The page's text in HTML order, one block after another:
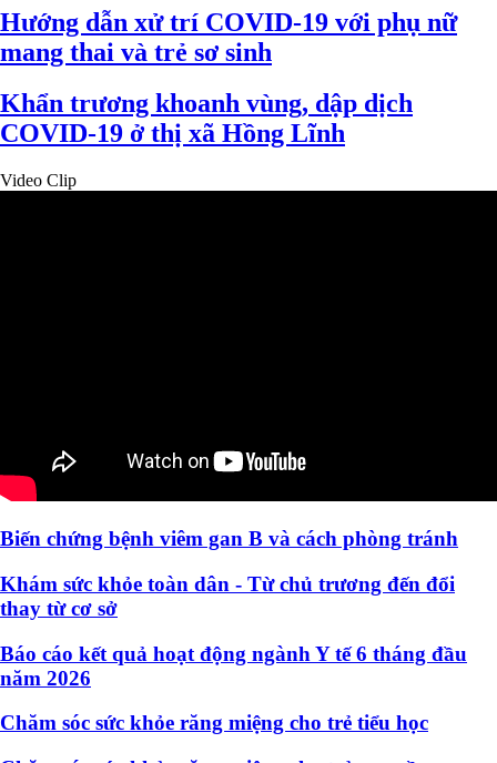
Hướng dẫn xử trí COVID-19 với phụ nữ
mang thai và trẻ sơ sinh
Khẩn trương khoanh vùng, dập dịch
COVID-19 ở thị xã Hồng Lĩnh
Video Clip
Biến chứng bệnh viêm gan B và cách phòng tránh
Khám sức khỏe toàn dân - Từ chủ trương đến đổi
thay từ cơ sở
Báo cáo kết quả hoạt động ngành Y tế 6 tháng đầu
năm 2026
Chăm sóc sức khỏe răng miệng cho trẻ tiểu học